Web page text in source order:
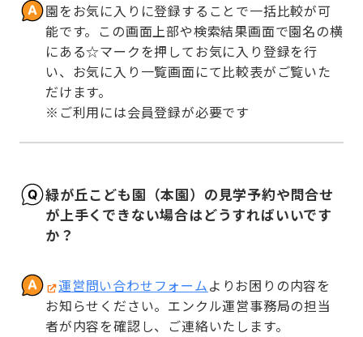
園をお気に入りに登録することで一括比較が可
能です。この画面上部や検索結果画面で園名の横
にある☆マークを押してお気に入り登録を行
い、お気に入り一覧画面にて比較表がご覧いた
だけます。
※ご利用には会員登録が必要です
緑が丘こども園（本園）の見学予約や問合せ
が上手くできない場合はどうすればいいです
か？
運営問い合わせフォームよりお困りの内容を
お知らせください。エンクル運営事務局の担当
者が内容を確認し、ご連絡いたします。